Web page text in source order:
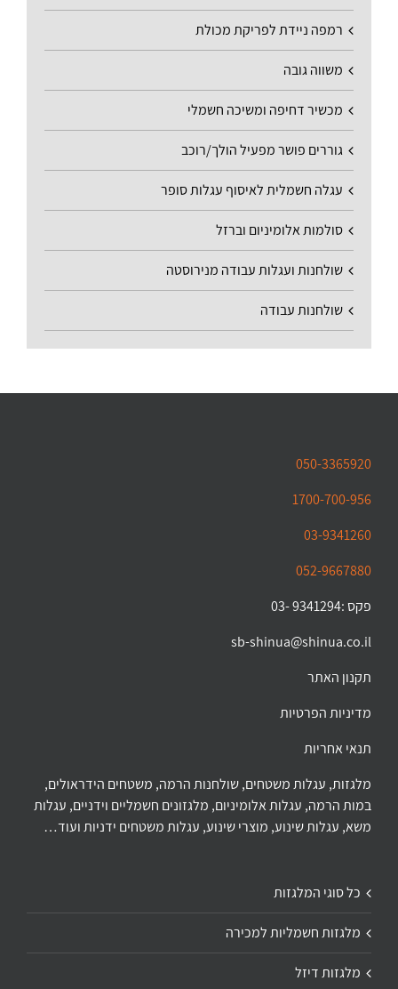
רמפה ניידת לפריקת מכולת
משווה גובה
מכשיר דחיפה ומשיכה חשמלי
גוררים פושר מפעיל הולך/רוכב
עגלה חשמלית לאיסוף עגלות סופר
סולמות אלומיניום וברזל
שולחנות ועגלות עבודה מנירוסטה
שולחנות עבודה
050-3365920
1700-700-956
03-9341260
052-9667880
פקס :9341294 -03
sb-shinua@shinua.co.il
תקנון האתר
מדיניות הפרטיות
תנאי אחריות
מלגזות, עגלות משטחים, שולחנות הרמה, משטחים הידראולים,
במות הרמה, עגלות אלומיניום, מלגזונים חשמליים וידניים, עגלות
משא, עגלות שינוע, מוצרי שינוע, עגלות משטחים ידניות ועוד…
כל סוגי המלגזות
מלגזות חשמליות למכירה
מלגזות דיזל